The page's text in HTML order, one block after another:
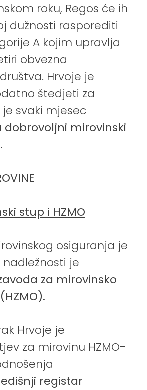
roku, Regos će ih
dužnosti rasporediti
A kojim upravlja
obvezna
Hrvoje je
štedjeti za
svaki mjesec
dobrovoljni mirovinski
stup i HZMO
osiguranja je
je
za mirovinsko
Hrvoje je
za mirovinu HZMO-
registar